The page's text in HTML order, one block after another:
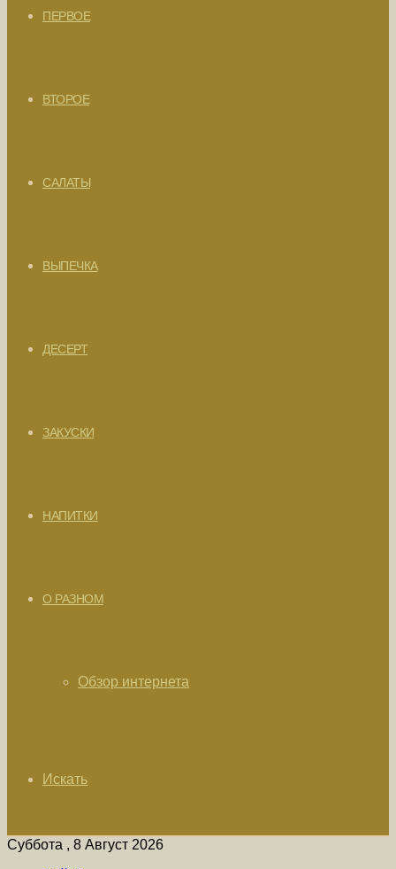
ПЕРВОЕ
ВТОРОЕ
САЛАТЫ
ВЫПЕЧКА
ДЕСЕРТ
ЗАКУСКИ
НАПИТКИ
О РАЗНОМ
Обзор интернета
Искать
Суббота , 8 Август 2026